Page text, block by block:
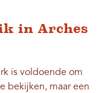
in Arches
is voldoende om
bekijken, maar een